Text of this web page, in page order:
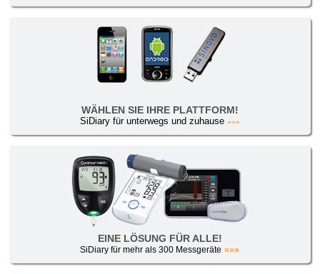
WÄHLEN SIE IHRE PLATTFORM!
SiDiary für unterwegs und zuhause »»»
EINE LÖSUNG FÜR ALLE!
SiDiary für mehr als 300 Messgeräte »»»